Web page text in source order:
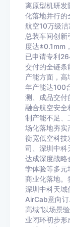
离原型机研发
化落地并行的
航空10万级洁
总装车间创新
度达±0.1mm
已申请专利
交付的全链条
产能方面，
年产能达100
测、成品交付
融合航空安全
制产能不足、
场化落地夯实
衡宽低空科技
司、深圳中科
达成深度战略
学体验等多元
商业化落地。
深圳中科天域
AirCab意向
高域“以场景
业闭环初步